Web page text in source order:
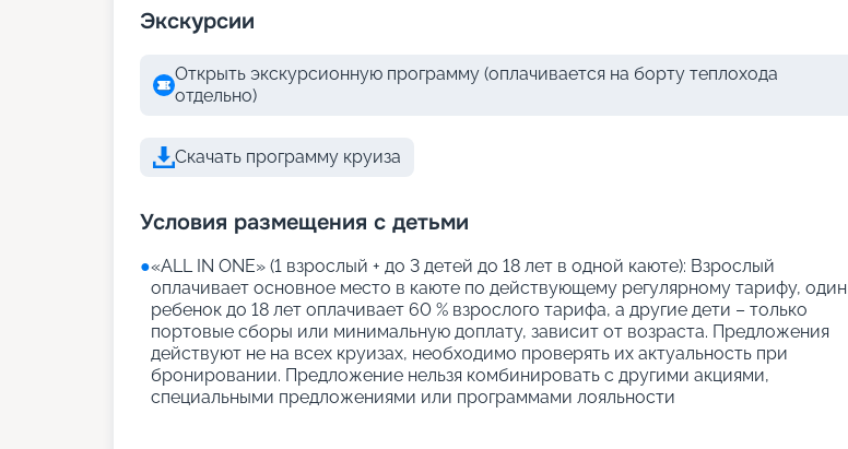
Экскурсии
Открыть экскурсионную программу (оплачивается на борту теплохода
отдельно)
Скачать программу круиза
Условия размещения с детьми
●«АLL IN ONE» (1 взрослый + до 3 детей до 18 лет в одной каюте): Взрослый
оплачивает основное место в каюте по действующему регулярному тарифу, один
ребенок до 18 лет оплачивает 60 % взрослого тарифа, а другие дети – только
портовые сборы или минимальную доплату, зависит от возраста. Предложения
действуют не на всех круизах, необходимо проверять их актуальность при
бронировании. Предложение нельзя комбинировать с другими акциями,
специальными предложениями или программами лояльности